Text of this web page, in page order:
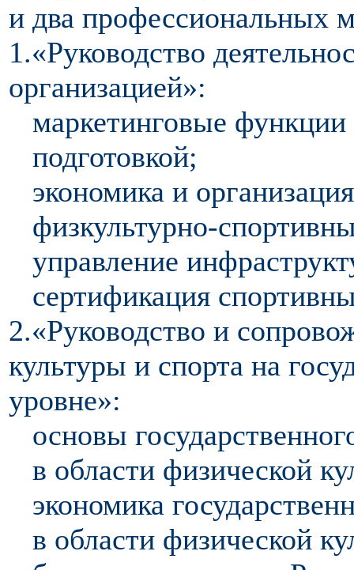
и два профессиональных
1.«Руководство
организацией»:
маркетинговые
подготовкой;
экономика и
физкультурно-
управление
сертификация
2.«Руководство и
культуры и спорта на
уровне»:
основы
в области физической
экономика
в области физической